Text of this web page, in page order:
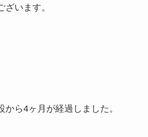
います。
から4ヶ月が経過しました。